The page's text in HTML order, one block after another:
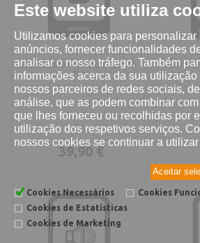
Este website utiliza
Utilizamos cookies para personalizar
anúncios, fornecer funcionalidades
analisar o nosso tráfego. Também
informações acerca da sua
nossos parceiros de redes sociais,
análise, que as podem combinar
que lhes forneceu ou recolhidas por
utilização dos respetivos serviços.
nossos cookies se continuar a
Aceitar
Cookies Necessários
Cookies
Cookies de Estatísticas
Cookies de Marketing
Reparação bateria Xiaomi Redmi 5
Plus
39,90 €